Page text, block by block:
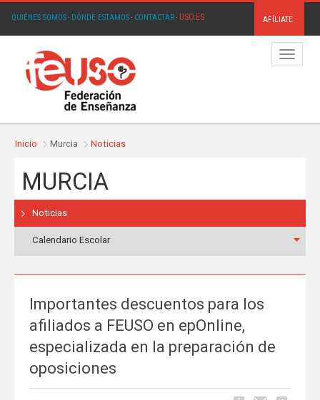
QUIÉNES SOMOS· DÓNDE ESTAMOS· CONTACTAR· USO.ES AFÍLIATE
Menú
Inicio Murcia Noticias
MURCIA
Noticias
Calendario Escolar
Importantes descuentos para los
afiliados a FEUSO en epOnline,
especializada en la preparación de
oposiciones